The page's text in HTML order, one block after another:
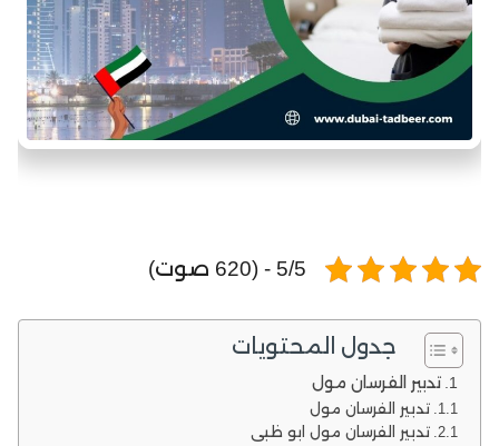
5/5 - (620 صوت)
جدول المحتويات
تدبير الفرسان مول
تدبير الفرسان مول
تدبير الفرسان مول ابو ظبي